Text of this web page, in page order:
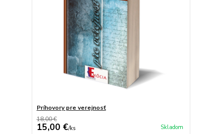
Príhovory pre verejnosť
18,00 €
15,00 €/ks Skladom